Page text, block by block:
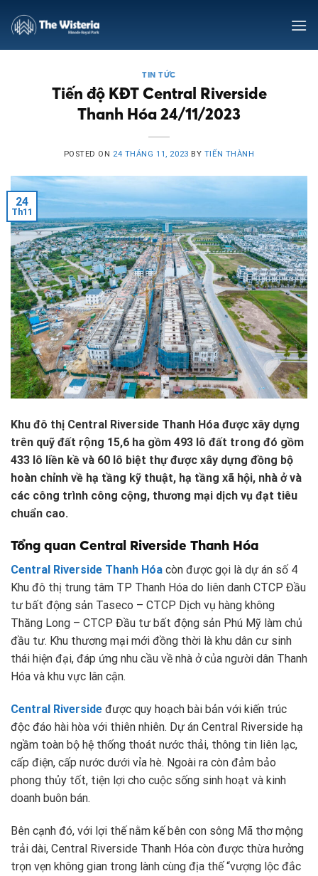
TIN TỨC
Tiến độ KĐT Central Riverside
Thanh Hóa 24/11/2023
POSTED ON 24 THÁNG 11, 2023 BY TIẾN THÀNH
24
Th11
Khu đô thị Central Riverside Thanh Hóa được xây dựng
trên quỹ đất rộng 15,6 ha gồm 493 lô đất trong đó gồm
433 lô liền kề và 60 lô biệt thự được xây dựng đồng bộ
hoàn chỉnh về hạ tầng kỹ thuật, hạ tầng xã hội, nhà ở và
các công trình công cộng, thương mại dịch vụ đạt tiêu
chuẩn cao.
Tổng quan Central Riverside Thanh Hóa
Central Riverside Thanh Hóa còn được gọi là dự án số 4
Khu đô thị trung tâm TP Thanh Hóa do liên danh CTCP Đầu
tư bất động sản Taseco – CTCP Dịch vụ hàng không
Thăng Long – CTCP Đầu tư bất động sản Phú Mỹ làm chủ
đầu tư. Khu thương mại mới đồng thời là khu dân cư sinh
thái hiện đại, đáp ứng nhu cầu về nhà ở của người dân Thanh
Hóa và khu vực lân cận.
Central Riverside được quy hoạch bài bản với kiến trúc
độc đáo hài hòa với thiên nhiên. Dự án Central Riverside hạ
ngầm toàn bộ hệ thống thoát nước thải, thông tin liên lạc,
cấp điện, cấp nước dưới vỉa hè. Ngoài ra còn đảm bảo
phong thủy tốt, tiện lợi cho cuộc sống sinh hoạt và kinh
doanh buôn bán.
Bên cạnh đó, với lợi thế nằm kế bên con sông Mã thơ mộng
trải dài, Central Riverside Thanh Hóa còn được thừa hưởng
trọn vẹn không gian trong lành cùng địa thế “vượng lộc đắc